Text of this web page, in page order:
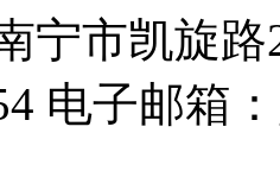
宁市凯旋
电子邮箱